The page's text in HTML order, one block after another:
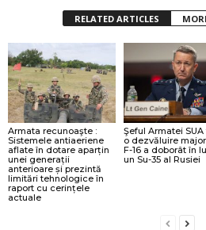
RELATED ARTICLES
Armata recunoaşte :
Sistemele antiaeriene
aflate în dotare aparțin
unei generații
anterioare și prezintă
limitări tehnologice în
raport cu cerințele
actuale
Şeful Armatei
o dezvăluire
F-16 a doborât în
un Su-35 al Rusiei